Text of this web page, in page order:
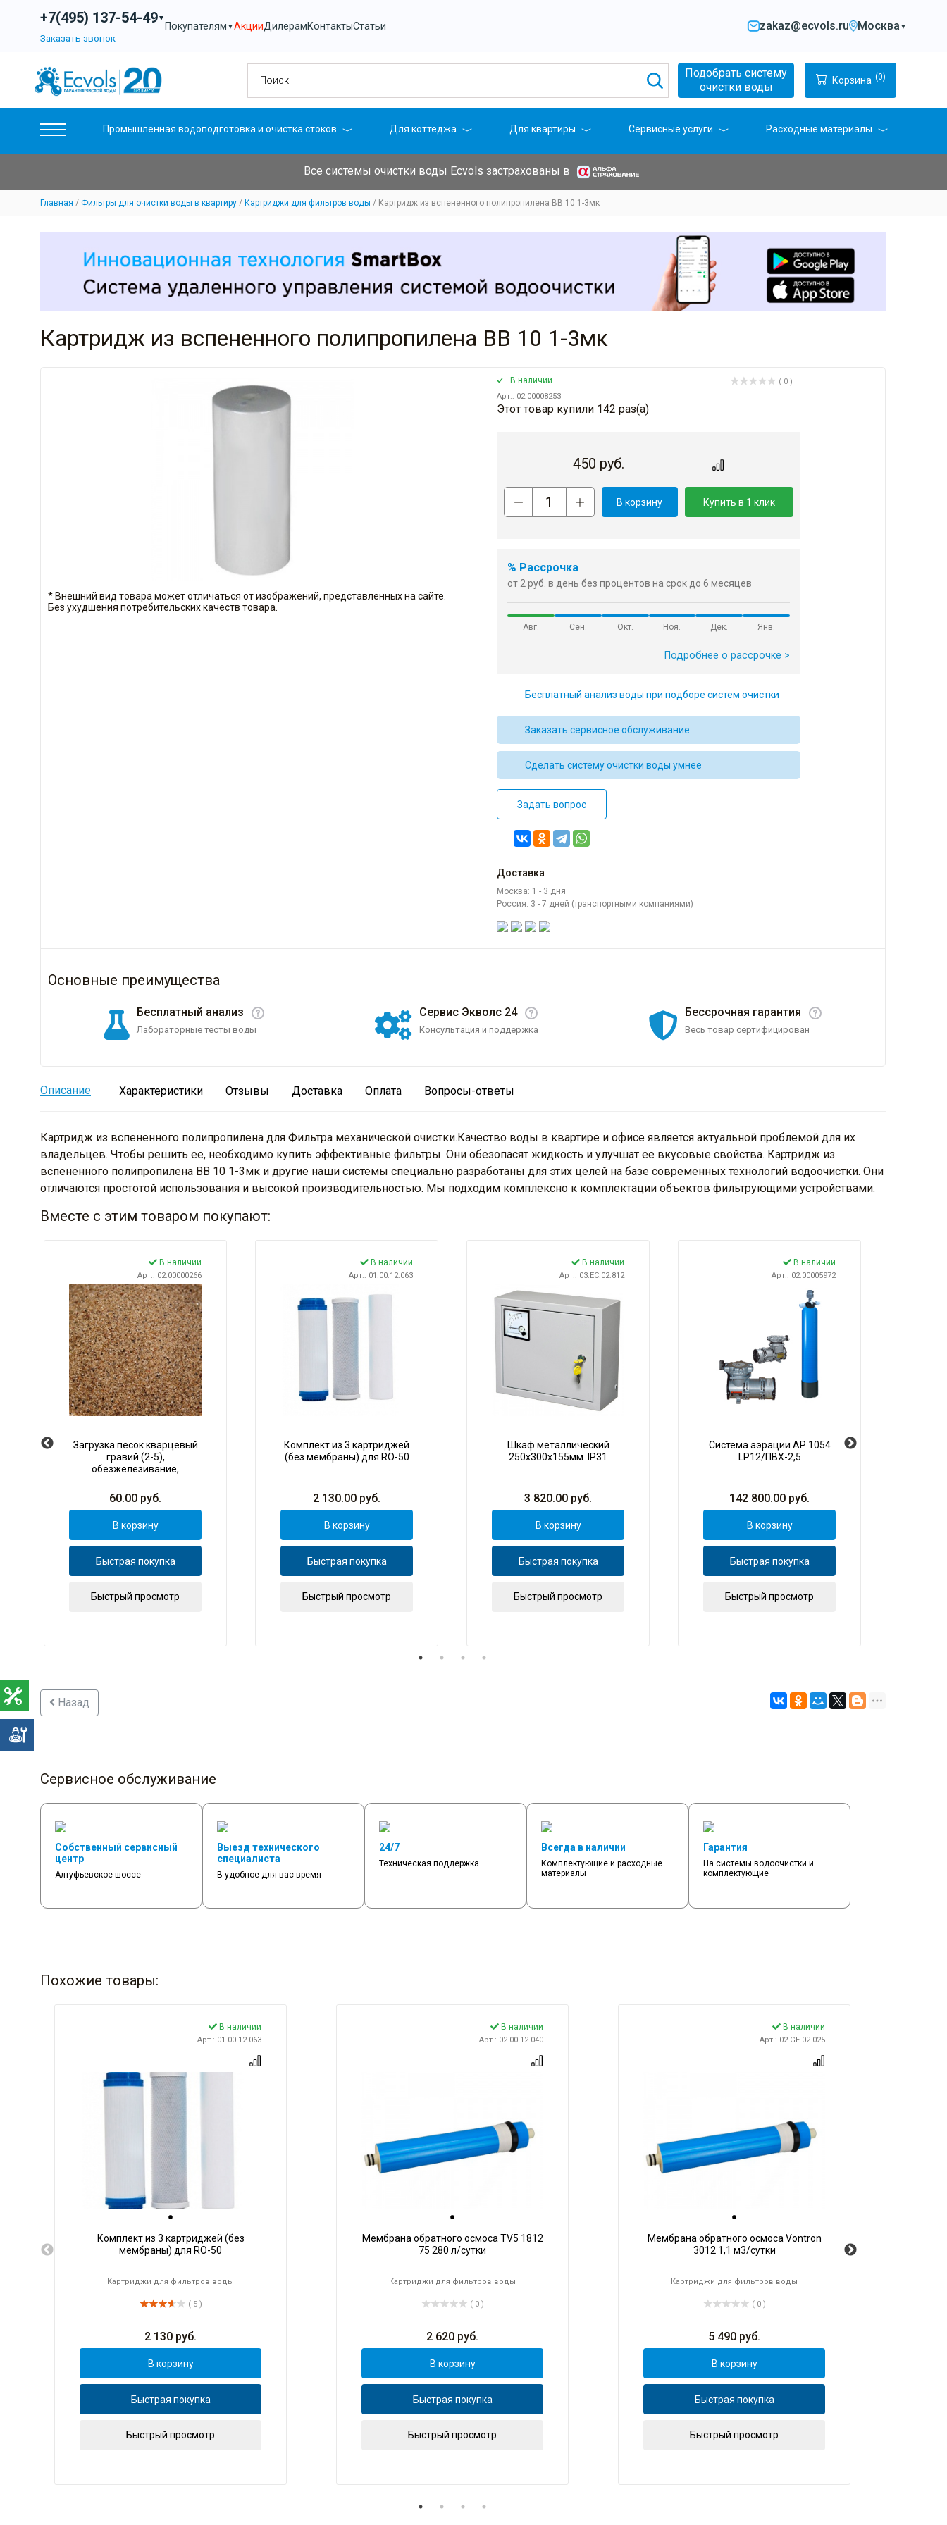
+7(495) 137-54-49▼
Заказать звонок
Покупателям ▼АкцииДилерамКонтактыСтатьи zakaz@ecvols.ru Москва ▼
Подобрать систему
очистки воды
Корзина (0)
Промышленная водоподготовка и очистка стоков Для коттеджа Для квартиры Сервисные услуги Расходные материалы
Все системы очистки воды Ecvols застрахованы в
Главная Фильтры для очистки воды в квартиру Картриджи для фильтров воды Картридж из вспененного полипропилена BB 10 1-3мк
Картридж из вспененного полипропилена BB 10 1-3мк
* Внешний вид товара может отличаться от изображений, представленных на сайте.
Без ухудшения потребительских качеств товара.
В наличии
Арт.: 02.00008253
( 0 )
Этот товар купили 142 раз(a)
450 руб.
В корзину Купить в 1 клик
% Рассрочка
от 2 руб. в день без процентов на срок до 6 месяцев
Авг. Сен. Окт. Ноя. Дек. Янв.
Подробнее о рассрочке >
Бесплатный анализ воды при подборе систем очистки
Заказать сервисное обслуживание
Сделать систему очистки воды умнее
Задать вопрос
Доставка
Москва: 1 - 3 дня
Россия: 3 - 7 дней (транспортными компаниями)
Основные преимущества
Бесплатный анализ
Лабораторные тесты воды
Сервис Экволс 24
Консультация и поддержка
Бессрочная гарантия
Весь товар сертифицирован
Описание Характеристики Отзывы Доставка Оплата Вопросы-ответы
Картридж из вспененного полипропилена для Фильтра механической очистки.Качество воды в квартире и офисе является актуальной проблемой для их
владельцев. Чтобы решить ее, необходимо купить эффективные фильтры. Они обезопасят жидкость и улучшат ее вкусовые свойства. Картридж из
вспененного полипропилена BB 10 1-3мк и другие наши системы специально разработаны для этих целей на базе современных технологий водоочистки. Они
отличаются простотой использования и высокой производительностью. Мы подходим комплексно к комплектации объектов фильтрующими устройствами.
Вместе с этим товаром покупают:
В наличии
Арт.: 02.00000266
Загрузка песок кварцевый
гравий (2-5),
обезжелезивание,
60.00 руб.
В корзину
Быстрая покупка
Быстрый просмотр
В наличии
Арт.: 01.00.12.063
Комплект из 3 картриджей
(без мембраны) для RO-50
2 130.00 руб.
В корзину
Быстрая покупка
Быстрый просмотр
В наличии
Арт.: 03.EC.02.812
Шкаф металлический
250х300х155мм IP31
3 820.00 руб.
В корзину
Быстрая покупка
Быстрый просмотр
В наличии
Арт.: 02.00005972
Система аэрации AP 1054
LP12/ПВХ-2,5
142 800.00 руб.
В корзину
Быстрая покупка
Быстрый просмотр
Назад
Сервисное обслуживание
Собственный сервисный
центр
Алтуфьевское шоссе
Выезд технического
специалиста
В удобное для вас время
24/7
Техническая поддержка
Всегда в наличии
Комплектующие и расходные
материалы
Гарантия
На системы водоочистки и
комплектующие
Похожие товары:
В наличии
Арт.: 01.00.12.063
Комплект из 3 картриджей (без
мембраны) для RO-50
Картриджи для фильтров воды
( 5 )
2 130 руб.
В корзину
Быстрая покупка
Быстрый просмотр
В наличии
Арт.: 02.00.12.040
Мембрана обратного осмоса TV5 1812
75 280 л/сутки
Картриджи для фильтров воды
( 0 )
2 620 руб.
В корзину
Быстрая покупка
Быстрый просмотр
В наличии
Арт.: 02.GE.02.025
Мембрана обратного осмоса Vontron
3012 1,1 м3/сутки
Картриджи для фильтров воды
( 0 )
5 490 руб.
В корзину
Быстрая покупка
Быстрый просмотр